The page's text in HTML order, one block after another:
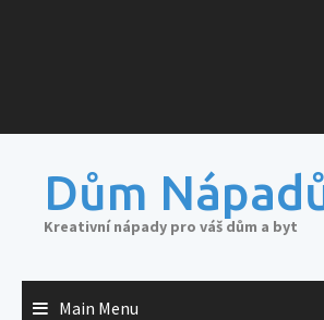
Dům
Kreativní nápady pro váš dům a byt
Main Menu